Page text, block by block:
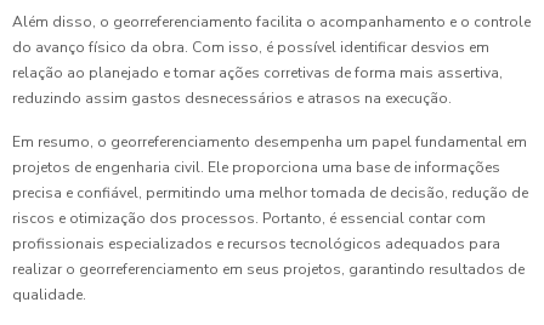
Além disso, o georreferenciamento facilita o acompanhamento e o controle
do avanço físico da obra. Com isso, é possível identificar desvios em
relação ao planejado e tomar ações corretivas de forma mais assertiva,
reduzindo assim gastos desnecessários e atrasos na execução.
Em resumo, o georreferenciamento desempenha um papel fundamental em
projetos de engenharia civil. Ele proporciona uma base de informações
precisa e confiável, permitindo uma melhor tomada de decisão, redução de
riscos e otimização dos processos. Portanto, é essencial contar com
profissionais especializados e recursos tecnológicos adequados para
realizar o georreferenciamento em seus projetos, garantindo resultados de
qualidade.